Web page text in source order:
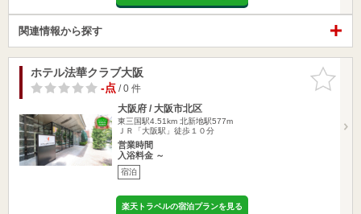
関連情報から探す
お気に入
りに追加
ホテル法華クラブ大阪
-点/ 0 件
大阪府 / 大阪市北区
東三国駅4.51km 北新地駅577m
ＪＲ「大阪駅」徒歩１０分
営業時間
入浴料金 ～
宿泊
楽天トラベルの宿泊プランを見る